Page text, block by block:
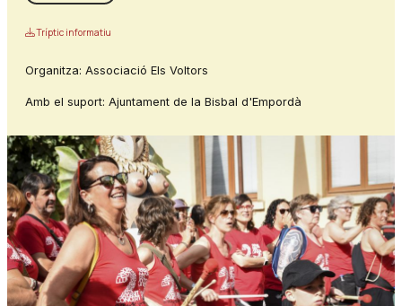
Tríptic informatiu
Organitza: Associació Els Voltors
Amb el suport: Ajuntament de la Bisbal d'Empordà